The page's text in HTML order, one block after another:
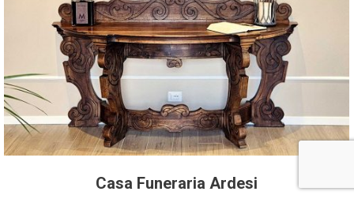
Casa Funeraria Ardesi